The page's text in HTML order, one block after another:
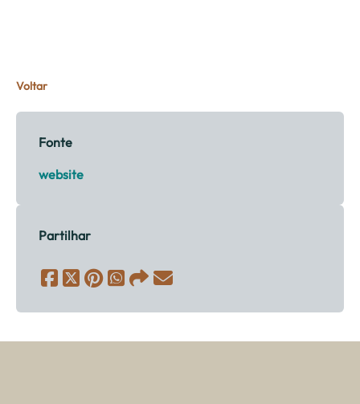
Voltar
Fonte
website
Partilhar